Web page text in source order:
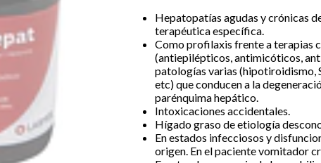
Hepatopatías agudas y crónicas
terapéutica específica.
Como profilaxis frente a terapias
(antiepilépticos, antimicóticos,
patologías varias (hipotiroidismo,
etc) que conducen a la
parénquima hepático.
Intoxicaciones accidentales.
Hígado graso de etiología
En estados infecciosos y
origen. En el paciente vomitador